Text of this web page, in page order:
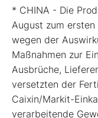
* CHINA - Die
August zum
wegen der
Maßnahmen zur
Ausbrüche,
versetzten der
Caixin/Markit-
verarbeitende